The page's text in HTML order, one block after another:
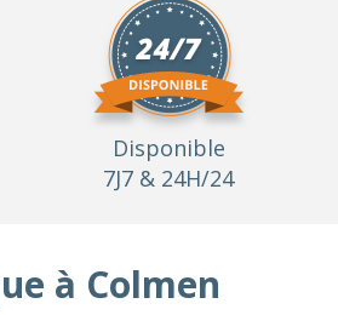
Disponible
7J7 & 24H/24
à Colmen